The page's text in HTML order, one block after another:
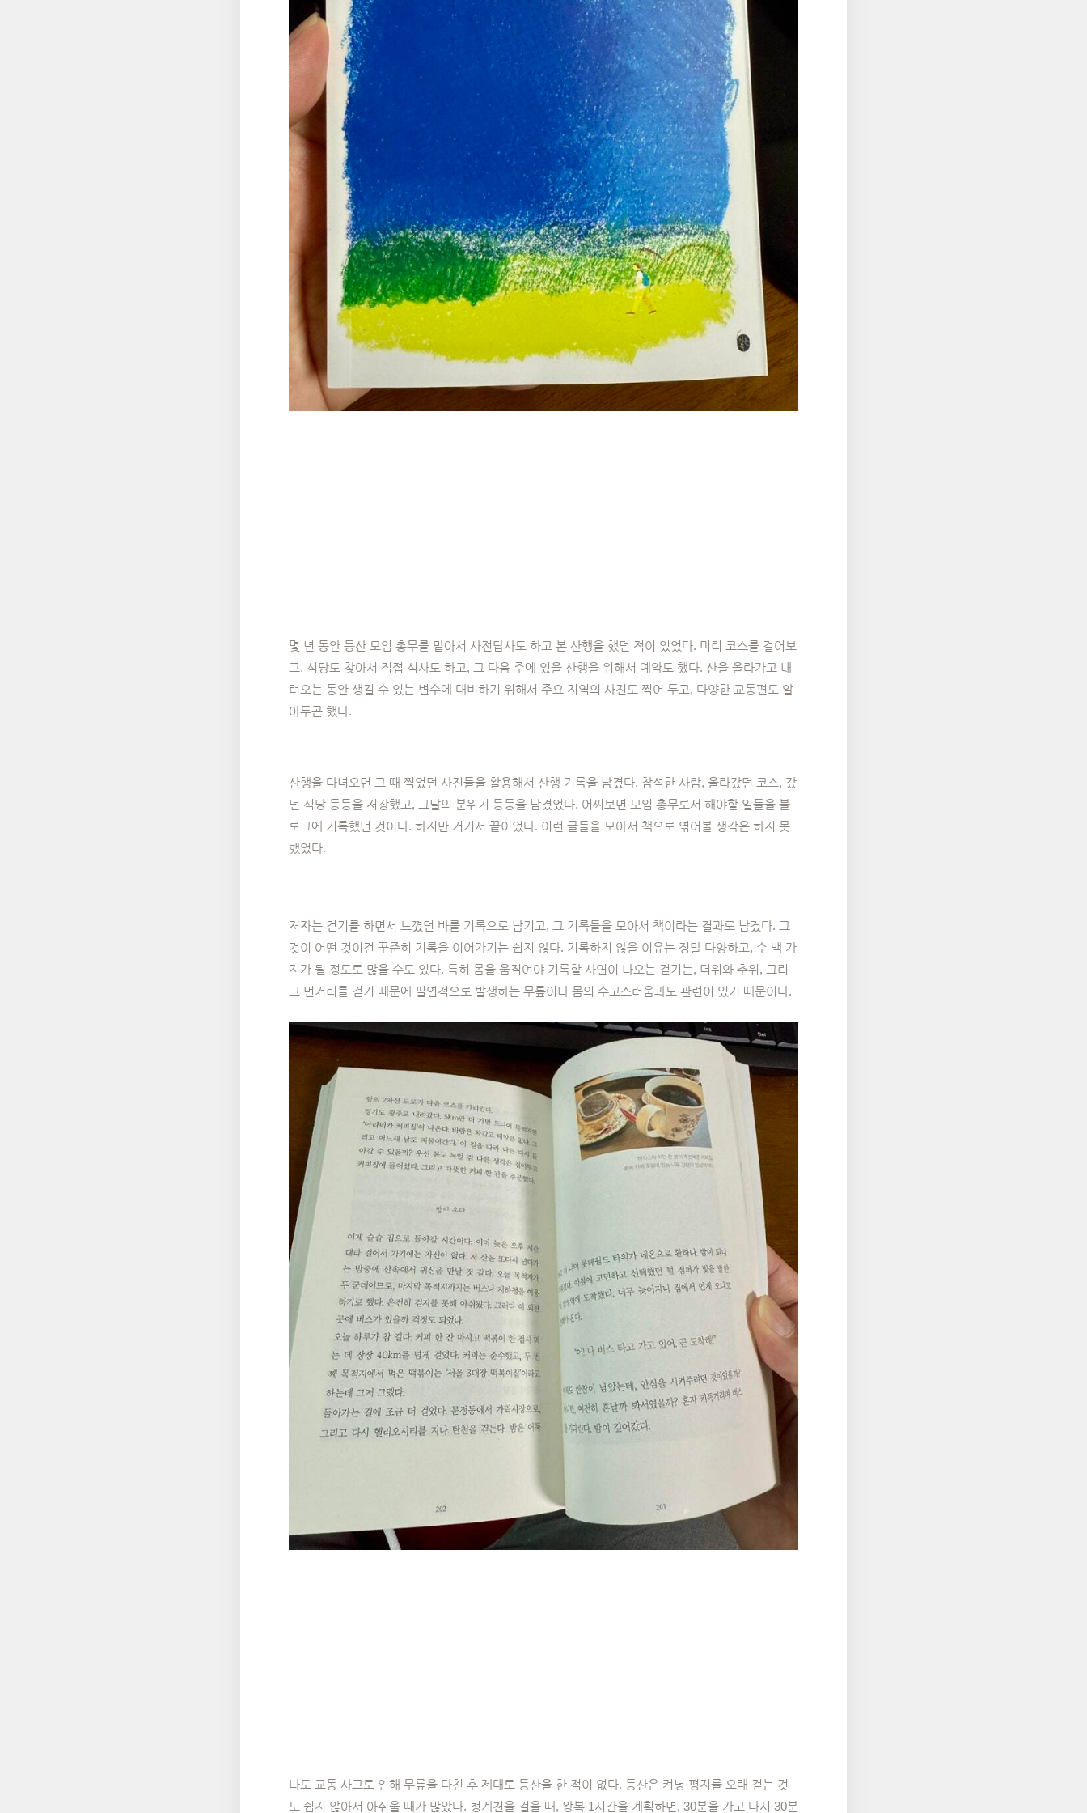
몇 년 동안 등산 모임 총무를 맡아서 사전답사도 하고 본 산행을 했던 적이 있었다. 미리 코스를 걸어보
고, 식당도 찾아서 직접 식사도 하고, 그 다음 주에 있을 산행을 위해서 예약도 했다. 산을 올라가고 내
려오는 동안 생길 수 있는 변수에 대비하기 위해서 주요 지역의 사진도 찍어 두고, 다양한 교통편도 알
아두곤 했다.
산행을 다녀오면 그 때 찍었던 사진들을 활용해서 산행 기록을 남겼다. 참석한 사람, 올라갔던 코스, 갔
던 식당 등등을 저장했고, 그날의 분위기 등등을 남겼었다. 어찌보면 모임 총무로서 해야할 일들을 블
로그에 기록했던 것이다. 하지만 거기서 끝이었다. 이런 글들을 모아서 책으로 엮어볼 생각은 하지 못
했었다.
저자는 걷기를 하면서 느꼈던 바를 기록으로 남기고, 그 기록들을 모아서 책이라는 결과로 남겼다. 그
것이 어떤 것이건 꾸준히 기록을 이어가기는 쉽지 않다. 기록하지 않을 이유는 정말 다양하고, 수 백 가
지가 될 정도로 많을 수도 있다. 특히 몸을 움직여야 기록할 사연이 나오는 걷기는, 더위와 추위, 그리
고 먼거리를 걷기 때문에 필연적으로 발생하는 무릎이나 몸의 수고스러움과도 관련이 있기 때문이다.
나도 교통 사고로 인해 무릎을 다친 후 제대로 등산을 한 적이 없다. 등산은 커녕 평지를 오래 걷는 것
도 쉽지 않아서 아쉬울 때가 많았다. 청계천을 걸을 때, 왕복 1시간을 계획하면, 30분을 가고 다시 30분